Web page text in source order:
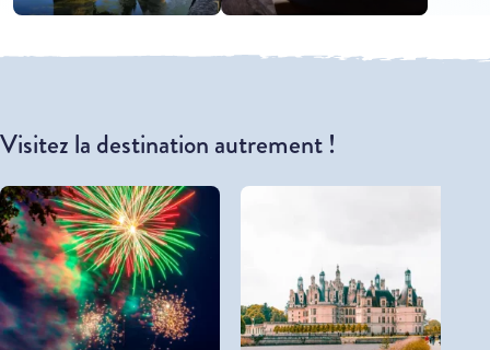
Visitez la destination autrement !